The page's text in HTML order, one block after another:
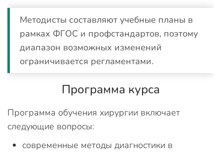
Методисты составляют учебные планы в
рамках ФГОС и профстандартов, поэтому
диапазон возможных изменений
ограничивается регламентами.
Программа курса
Программа обучения хирургии включает
следующие вопросы:
современные методы диагностики в